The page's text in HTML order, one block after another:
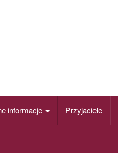
informacje Przyjaciele